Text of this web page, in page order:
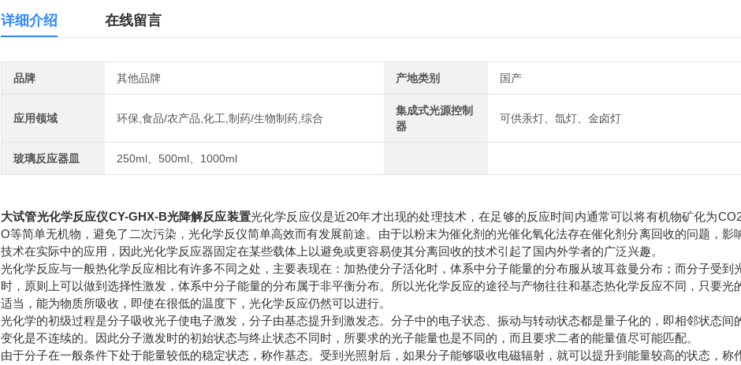
详细介绍 在线留言
品牌 其他品牌 产地类别 国产
应用领域 环保,食品/农产品,化工,制药/生物制药,综合
集成式光源控制
器
可供汞灯、氙灯、金卤灯
玻璃反应器皿 250ml、500ml、1000ml
大试管光化学反应仪CY-GHX-B光降解反应装置光化学反应仪是近20年才出现的处理技术，在足够的反应时间内通常可以将有机物矿化为
O等简单无机物，避免了二次污染，光化学反仪简单高效而有发展前途。由于以粉末为催化剂的光催化氧化法存在催化剂分离回收的问题，影
技术在实际中的应用，因此光化学反应器固定在某些载体上以避免或更容易使其分离回收的技术引起了国内外学者的广泛兴趣。
光化学反应与一般热化学反应相比有许多不同之处，主要表现在：加热使分子活化时，体系中分子能量的分布服从玻耳兹曼分布；而分子受到
时，原则上可以做到选择性激发，体系中分子能量的分布属于非平衡分布。所以光化学反应的途径与产物往往和基态热化学反应不同，只要光
适当，能为物质所吸收，即使在很低的温度下，光化学反应仍然可以进行。
光化学的初级过程是分子吸收光子使电子激发，分子由基态提升到激发态。分子中的电子状态、振动与转动状态都是量子化的，即相邻状态间
变化是不连续的。因此分子激发时的初始状态与终止状态不同时，所要求的光子能量也是不同的，而且要求二者的能量值尽可能匹配。
由于分子在一般条件下处于能量较低的稳定状态，称作基态。受到光照射后，如果分子能够吸收电磁辐射，就可以提升到能量较高的状态，称